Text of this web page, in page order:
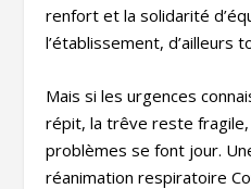
renfort et la solidarité
l’établissement, d’ailleurs
Mais si les urgences
répit, la trêve reste fragile,
problèmes se font jour.
réanimation respiratoire